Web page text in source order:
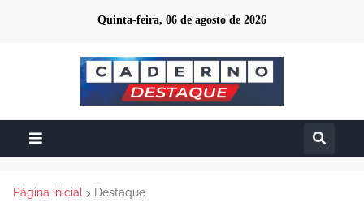
Quinta-feira, 06 de agosto de 2026
Página inicial Destaque